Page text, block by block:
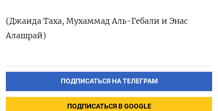
(Джаида ​Таха, Мухаммад Аль-Гебали ‌и Энас
Алашрай)
ПОДПИСАТЬСЯ НА ТЕЛЕГРАМ
ПОДПИСАТЬСЯ В GOOGLE